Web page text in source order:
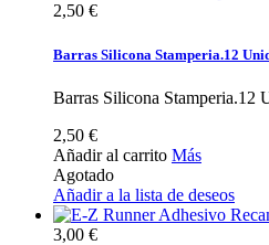
2,50 €
Barras Silicona Stamperia.12
Barras Silicona Stamperia.12
2,50 €
Añadir al carrito Más
Agotado
Añadir a la lista de deseos
3,00 €